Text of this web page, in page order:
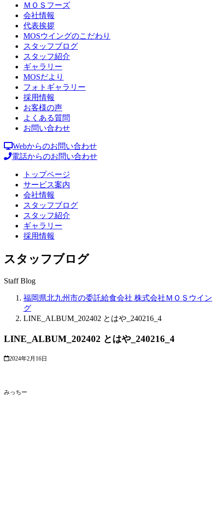
ＭＯＳフーズ
会社情報
代表挨拶
MOSウイングのこだわり
スタッフブログ
スタッフ紹介
ギャラリー
MOSだより
フォトギャラリー
採用情報
お客様の声
よくある質問
お問い合わせ
Webからのお問い合わせ
電話からのお問い合わせ
トップページ
サービス案内
会社情報
スタッフブログ
スタッフ紹介
ギャラリー
採用情報
スタッフブログ
Staff Blog
福岡県北九州市の委託給食会社 株式会社ＭＯＳウイン
グ
LINE_ALBUM_202402 とはや_240216_4
LINE_ALBUM_202402 とはや_240216_4
2024年2月16日
みっちー